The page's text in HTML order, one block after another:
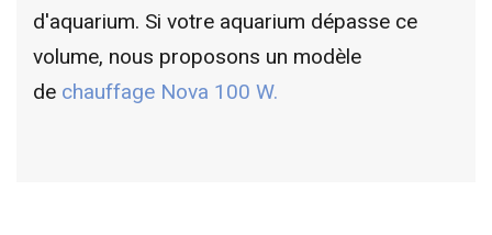
d'aquarium. Si votre aquarium dépasse ce
volume, nous proposons un modèle
de chauffage Nova 100 W.